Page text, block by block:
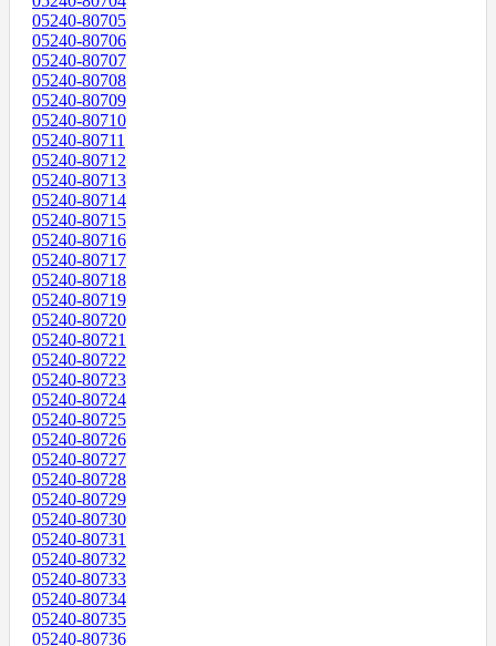
05240-80705
05240-80706
05240-80707
05240-80708
05240-80709
05240-80710
05240-80711
05240-80712
05240-80713
05240-80714
05240-80715
05240-80716
05240-80717
05240-80718
05240-80719
05240-80720
05240-80721
05240-80722
05240-80723
05240-80724
05240-80725
05240-80726
05240-80727
05240-80728
05240-80729
05240-80730
05240-80731
05240-80732
05240-80733
05240-80734
05240-80735
05240-80736